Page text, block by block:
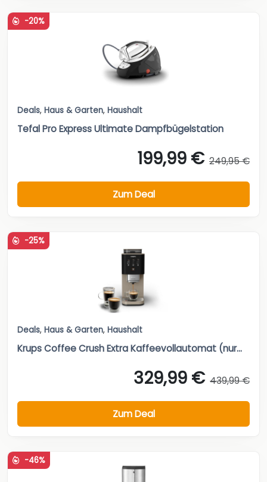
-20%
Deals, Haus & Garten, Haushalt
Tefal Pro Express Ultimate Dampfbügelstation
199,99 € 249,95 €
Zum Deal
-25%
Deals, Haus & Garten, Haushalt
Krups Coffee Crush Extra Kaffeevollautomat (nur...
329,99 € 439,99 €
Zum Deal
-46%